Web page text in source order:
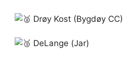
Drøy Kost (Bygdøy CC)
DeLange (Jar)